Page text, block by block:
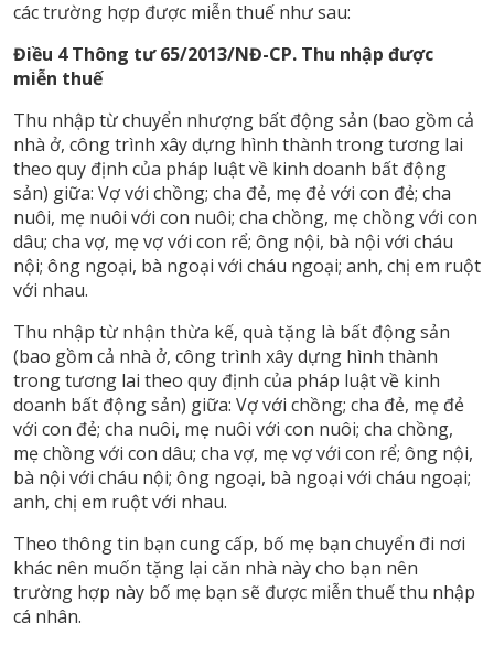
các trường hợp được miễn thuế như sau:
Điều 4 Thông tư 65/2013/NĐ-CP. Thu nhập được
miễn thuế
Thu nhập từ chuyển nhượng bất động sản (bao gồm cả
nhà ở, công trình xây dựng hình thành trong tương lai
theo quy định của pháp luật về kinh doanh bất động
sản) giữa: Vợ với chồng; cha đẻ, mẹ đẻ với con đẻ; cha
nuôi, mẹ nuôi với con nuôi; cha chồng, mẹ chồng với con
dâu; cha vợ, mẹ vợ với con rể; ông nội, bà nội với cháu
nội; ông ngoại, bà ngoại với cháu ngoại; anh, chị em ruột
với nhau.
Thu nhập từ nhận thừa kế, quà tặng là bất động sản
(bao gồm cả nhà ở, công trình xây dựng hình thành
trong tương lai theo quy định của pháp luật về kinh
doanh bất động sản) giữa: Vợ với chồng; cha đẻ, mẹ đẻ
với con đẻ; cha nuôi, mẹ nuôi với con nuôi; cha chồng,
mẹ chồng với con dâu; cha vợ, mẹ vợ với con rể; ông nội,
bà nội với cháu nội; ông ngoại, bà ngoại với cháu ngoại;
anh, chị em ruột với nhau.
Theo thông tin bạn cung cấp, bố mẹ bạn chuyển đi nơi
khác nên muốn tặng lại căn nhà này cho bạn nên
trường hợp này bố mẹ bạn sẽ được miễn thuế thu nhập
cá nhân.